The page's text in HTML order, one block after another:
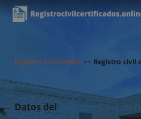
Registro Civil Online >> Registro civil
Datos delRegistro Civil de